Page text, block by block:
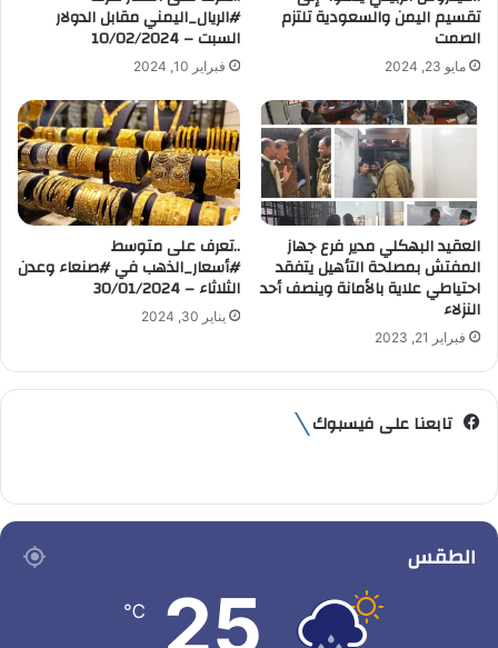
ر
و
ي
تقسيم اليمن والسعودية تلتزم
الصمت
مايو 23, 2024
#الريال_اليمني مقابل الدولار
السبت – 10/02/2024
فبراير 10, 2024
العقيد البهكلي مدير فرع جهاز
المفتش بمصلحة التأهيل يتفقد
احتياطي علاية بالأمانة وينصف أحد
النزلاء
فبراير 21, 2023
..تعرف على متوسط
#أسعار_الذهب في #صنعاء وعدن
الثلاثاء – 30/01/2024
يناير 30, 2024
تابعنا على فيسبوك
الطقس
25
℃